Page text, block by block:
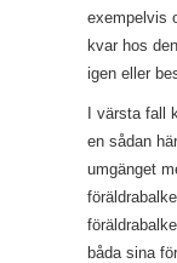
exempelvis
kvar hos
igen eller
I värsta fall
en sådan
umgänget
båda sina